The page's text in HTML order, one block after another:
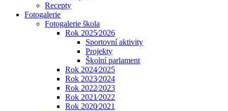
Recepty
Fotogalerie
Fotogalerie škola
Rok 2025⁄2026
Sportovní aktivity
Projekty
Školní parlament
Rok 2024⁄2025
Rok 2023⁄2024
Rok 2022⁄2023
Rok 2021⁄2022
Rok 2020⁄2021